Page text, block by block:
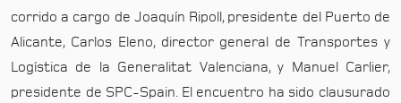
corrido a cargo de Joaquín Ripoll, presidente del Puerto de
Alicante, Carlos Eleno, director general de Transportes y
Logística de la Generalitat Valenciana, y Manuel Carlier,
presidente de SPC-Spain. El encuentro ha sido clausurado